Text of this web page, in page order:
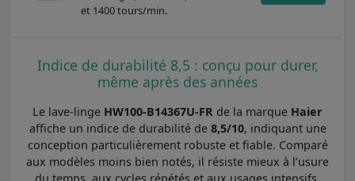
et 1400 tours/min.
Indice de durabilité 8,5 : conçu pour durer,
même après des années
Le lave-linge HW100-B14367U-FR de la marque Haier
affiche un indice de durabilité de 8,5/10, indiquant une
conception particulièrement robuste et fiable. Comparé
aux modèles moins bien notés, il résiste mieux à l’usure
du temps, aux cycles répétés et aux usages intensifs.